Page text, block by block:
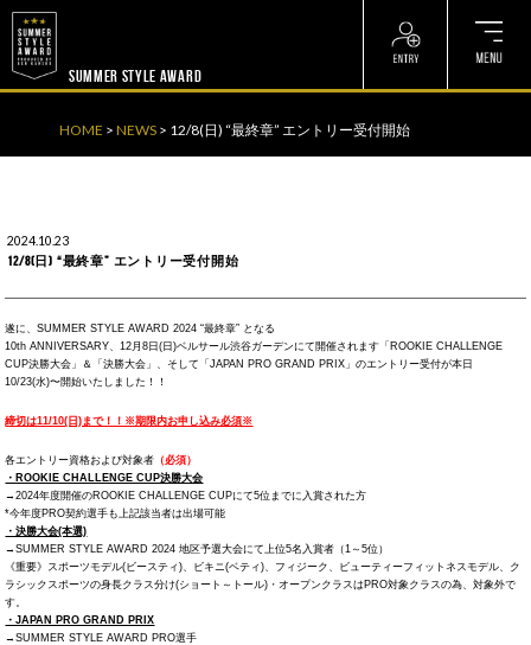
SUMMER STYLE AWARD
HOME > NEWS > 12/8(日) “最終章” エントリー受付開始
2024.10.23
12/8(日) “最終章” エントリー受付開始
遂に、SUMMER STYLE AWARD 2024 “最終章” となる
10th ANNIVERSARY、12月8日(日)ベルサール渋谷ガーデンにて開催されます「ROOKIE CHALLENGE
CUP決勝大会」＆「決勝大会」、そして「JAPAN PRO GRAND PRIX」のエントリー受付が本日
10/23(水)〜開始いたしました！！
締切は11/10(日)まで！！※期限内お申し込み必須※
各エントリー資格および対象者 （必須）
・ROOKIE CHALLENGE CUP決勝大会
→2024年度開催のROOKIE CHALLENGE CUPにて5位までに入賞された方
*今年度PRO契約選手も上記該当者は出場可能
・決勝大会(本選)
→SUMMER STYLE AWARD 2024 地区予選大会にて上位5名入賞者（1～5位）
《重要》スポーツモデル(ビースティ)、ビキニ(ベティ)、フィジーク、ビューティーフィットネスモデル、ク
ラシックスポーツの身長クラス分け(ショート～トール)・オープンクラスはPRO対象クラスの為、対象外で
す。
・JAPAN PRO GRAND PRIX
→SUMMER STYLE AWARD PRO選手